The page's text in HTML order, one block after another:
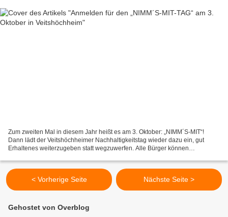
Zum zweiten Mal in diesem Jahr heißt es am 3. Oktober: „NIMM´S-MIT“!
Dann lädt der Veitshöchheimer Nachhaltigkeitstag wieder dazu ein, gut
Erhaltenes weiterzugeben statt wegzuwerfen. Alle Bürger können
< Vorherige Seite Nächste Seite >
Gehostet von Overblog